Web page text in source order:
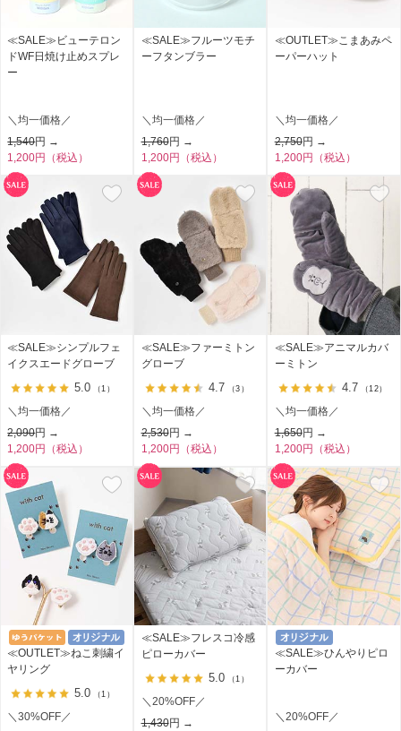
≪SALE≫ビューテロン
ドWF日焼け止めスプレ
ー
＼均一価格／
1,540円 →
1,200円（税込）
≪SALE≫フルーツモチ
ーフタンブラー
＼均一価格／
1,760円 →
1,200円（税込）
≪OUTLET≫こまあみペ
ーパーハット
＼均一価格／
2,750円 →
1,200円（税込）
≪SALE≫シンプルフェ
イクスエードグローブ
5.0 （1）
＼均一価格／
2,090円 →
1,200円（税込）
≪SALE≫ファーミトン
グローブ
4.7 （3）
＼均一価格／
2,530円 →
1,200円（税込）
≪SALE≫アニマルカバ
ーミトン
4.7 （12）
＼均一価格／
1,650円 →
1,200円（税込）
≪OUTLET≫ねこ刺繍イ
ヤリング
5.0 （1）
＼30%OFF／
≪SALE≫フレスコ冷感
ピローカバー
5.0 （1）
＼20%OFF／
1,430円 →
≪SALE≫ひんやりピロ
ーカバー
＼20%OFF／